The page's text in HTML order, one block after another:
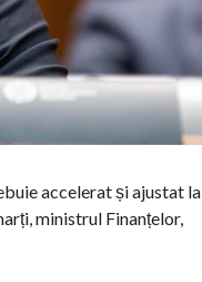
accelerat și ajustat la
ministrul Finanțelor,